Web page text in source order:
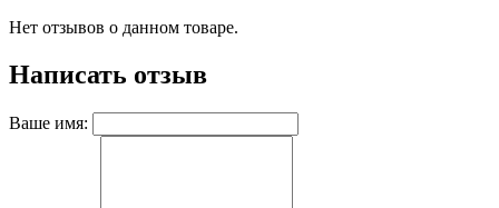
Нет отзывов о данном товаре.
Написать отзыв
Ваше имя: